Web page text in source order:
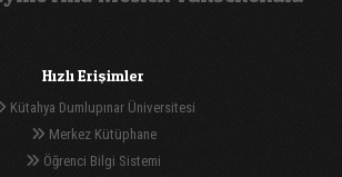
Hızlı Erişimler
Kütahya Dumlupınar Üniversitesi
Merkez Kütüphane
Öğrenci Bilgi Sistemi